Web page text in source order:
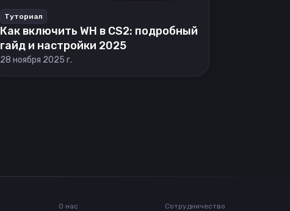
Туториал
Как включить WH в CS2: подробный
гайд и настройки 2025
28 ноября 2025 г.
О нас Сотрудничество